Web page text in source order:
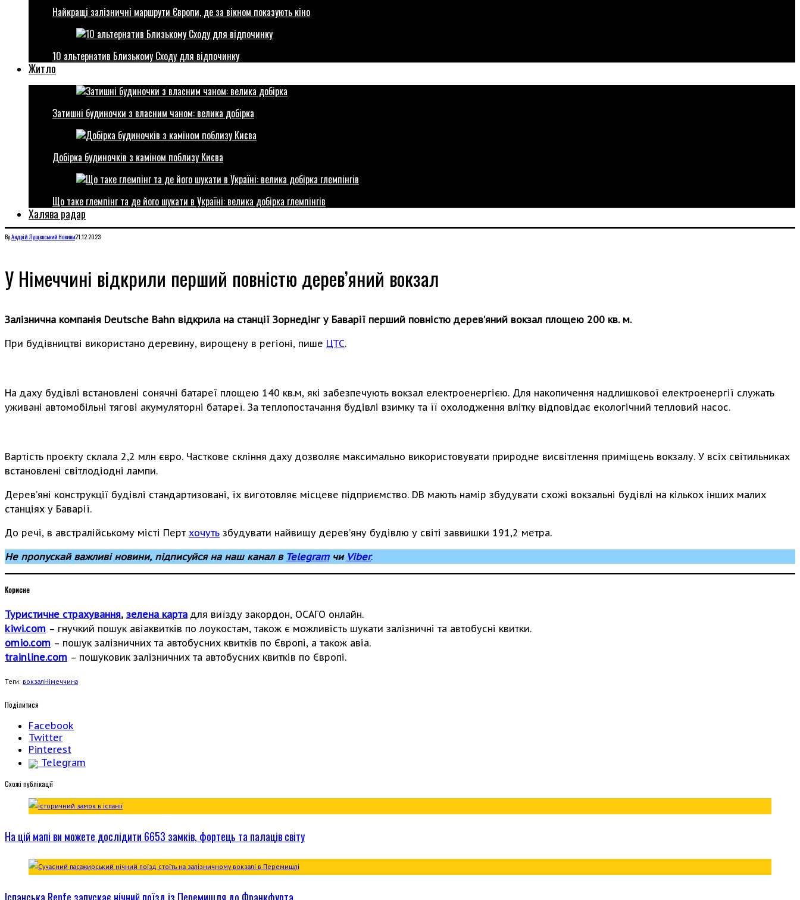
Найкращі залізничні маршрути Європи, де за вікном показують кіно
10 альтернатив Близькому Сходу для відпочинку
Житло
Затишні будиночки з власним чаном: велика добірка
Добірка будиночків з каміном поблизу Києва
Що таке глемпінг та де його шукати в Україні: велика добірка глемпінгів
Халява радар
ByАндрій ЛущевськийНовини21.12.2023
У Німеччині відкрили перший повністю дерев’яний вокзал
Залізнична компанія Deutsche Bahn відкрила на станції Зорнедінг у Баварії перший повністю дерев’яний вокзал площею 200 кв. м.
При будівництві використано деревину, вирощену в регіоні, пише ЦТС.
На даху будівлі встановлені сонячні батареї площею 140 кв.м, які забезпечують вокзал електроенергією. Для накопичення надлишкової електроенергії служать
уживані автомобільні тягові акумуляторні батареї. За теплопостачання будівлі взимку та її охолодження влітку відповідає екологічний тепловий насос.
Вартість проєкту склала 2,2 млн євро. Часткове скління даху дозволяє максимально використовувати природне висвітлення приміщень вокзалу. У всіх світильниках
встановлені світлодіодні лампи.
Дерев’яні конструкції будівлі стандартизовані, їх виготовляє місцеве підприємство. DB мають намір збудувати схожі вокзальні будівлі на кількох інших малих
станціях у Баварії.
До речі, в австралійському місті Перт хочуть збудувати найвищу дерев’яну будівлю у світі заввишки 191,2 метра.
Не пропускай важливі новини, підписуйся на наш канал в Telegramчи Viber.
Корисне
Туристичне страхування, зелена карта для виїзду закордон, ОСАГО онлайн.
kiwi.com – гнучкий пошук авіаквитків по лоукостам, також є можливість шукати залізничні та автобусні квитки.
omio.com – пошук залізничних та автобусних квитків по Європі, а також авіа.
trainline.com – пошуковик залізничних та автобусних квитків по Європі.
Теги: вокзалНімеччина
Поділитися
Facebook
Twitter
Pinterest
Telegram
Cхожі публікації
На цій мапі ви можете дослідити 6653 замків, фортець та палаців світу